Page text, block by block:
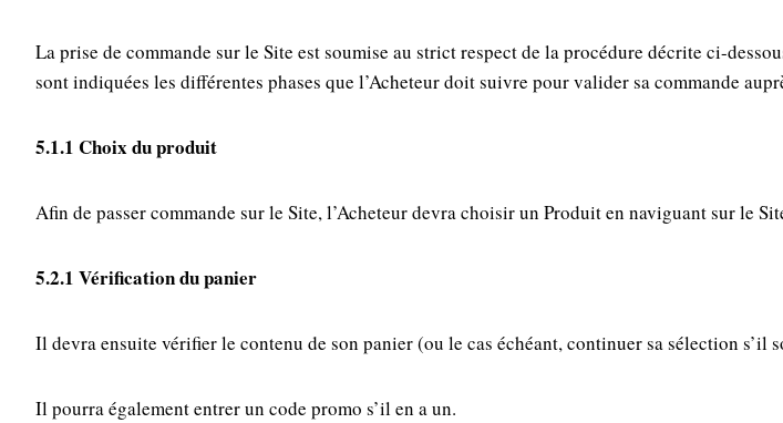
La prise de commande sur le Site est soumise au strict respect de la procédure décrite ci-
sont indiquées les différentes phases que l’Acheteur doit suivre pour valider sa commande
5.1.1 Choix du produit
Afin de passer commande sur le Site, l’Acheteur devra choisir un Produit en naviguant sur le
5.2.1 Vérification du panier
Il devra ensuite vérifier le contenu de son panier (ou le cas échéant, continuer sa sélection s’il
Il pourra également entrer un code promo s’il en a un.